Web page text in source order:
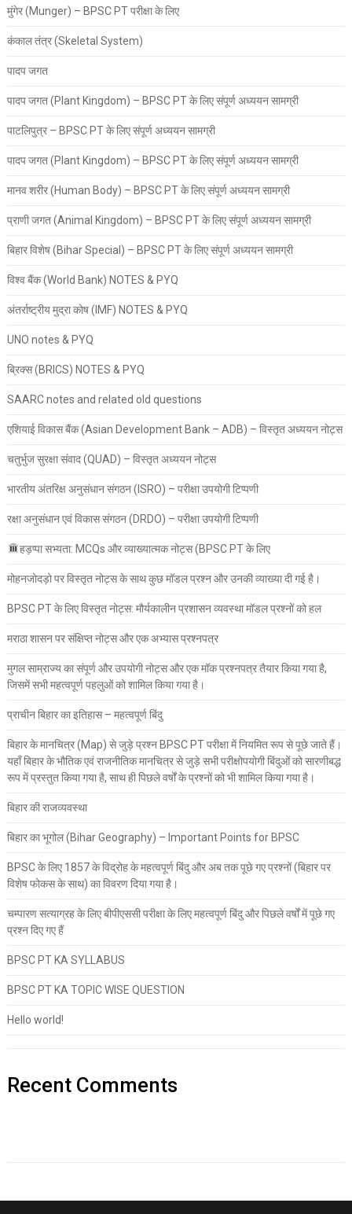
मुंगेर (Munger) – BPSC PT परीक्षा के लिए
कंकाल तंत्र (Skeletal System)
पादप जगत
पादप जगत (Plant Kingdom) – BPSC PT के लिए संपूर्ण अध्ययन सामग्री
पाटलिपुत्र – BPSC PT के लिए संपूर्ण अध्ययन सामग्री
पादप जगत (Plant Kingdom) – BPSC PT के लिए संपूर्ण अध्ययन सामग्री
मानव शरीर (Human Body) – BPSC PT के लिए संपूर्ण अध्ययन सामग्री
प्राणी जगत (Animal Kingdom) – BPSC PT के लिए संपूर्ण अध्ययन सामग्री
बिहार विशेष (Bihar Special) – BPSC PT के लिए संपूर्ण अध्ययन सामग्री
विश्व बैंक (World Bank) NOTES & PYQ
अंतर्राष्ट्रीय मुद्रा कोष (IMF) NOTES & PYQ
UNO notes & PYQ
ब्रिक्स (BRICS) NOTES & PYQ
SAARC notes and related old questions
एशियाई विकास बैंक (Asian Development Bank – ADB) – विस्तृत अध्ययन नोट्स
चतुर्भुज सुरक्षा संवाद (QUAD) – विस्तृत अध्ययन नोट्स
भारतीय अंतरिक्ष अनुसंधान संगठन (ISRO) – परीक्षा उपयोगी टिप्पणी
रक्षा अनुसंधान एवं विकास संगठन (DRDO) – परीक्षा उपयोगी टिप्पणी
हड़प्पा सभ्यता: MCQs और व्याख्यात्मक नोट्स (BPSC PT के लिए
मोहनजोदड़ो पर विस्तृत नोट्स के साथ कुछ मॉडल प्रश्न और उनकी व्याख्या दी गई है।
BPSC PT के लिए विस्तृत नोट्स: मौर्यकालीन प्रशासन व्यवस्था मॉडल प्रश्नों को हल
मराठा शासन पर संक्षिप्त नोट्स और एक अभ्यास प्रश्नपत्र
मुगल साम्राज्य का संपूर्ण और उपयोगी नोट्स और एक मॉक प्रश्नपत्र तैयार किया गया है,
जिसमें सभी महत्वपूर्ण पहलुओं को शामिल किया गया है।
प्राचीन बिहार का इतिहास – महत्वपूर्ण बिंदु
बिहार के मानचित्र (Map) से जुड़े प्रश्न BPSC PT परीक्षा में नियमित रूप से पूछे जाते हैं।
यहाँ बिहार के भौतिक एवं राजनीतिक मानचित्र से जुड़े सभी परीक्षोपयोगी बिंदुओं को सारणीबद्ध
रूप में प्रस्तुत किया गया है, साथ ही पिछले वर्षों के प्रश्नों को भी शामिल किया गया है।
बिहार की राजव्यवस्था
बिहार का भूगोल (Bihar Geography) – Important Points for BPSC
BPSC के लिए 1857 के विद्रोह के महत्वपूर्ण बिंदु और अब तक पूछे गए प्रश्नों (बिहार पर
विशेष फोकस के साथ) का विवरण दिया गया है।
चम्पारण सत्याग्रह के लिए बीपीएससी परीक्षा के लिए महत्वपूर्ण बिंदु और पिछले वर्षों में पूछे गए
प्रश्न दिए गए हैं
BPSC PT KA SYLLABUS
BPSC PT KA TOPIC WISE QUESTION
Hello world!
Recent Comments